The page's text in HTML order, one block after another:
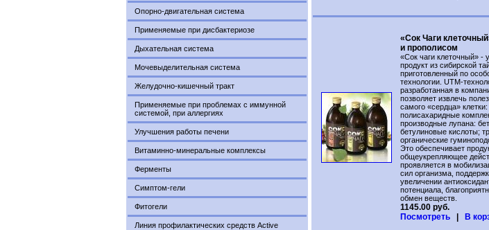
Опорно-двигательная система
Применяемые при дисбактериозе
Дыхательная система
Мочевыделительная система
Желудочно-кишечный тракт
Применяемые при проблемах с иммунной
системой, при аллергиях
Улучшения работы печени
Витаминно-минеральные комплексы
Ферменты
Симптом-гели
Фитогели
Линия профилактических средств Active
«Сок Чаги
и прополисом
«Сок чаги клеточный» -
продукт из сибирской
приготовленный по
технологии. UTM-
разработанная в
позволяет извлечь
самого «сердца»
полисахаридные
производные лупана:
бетулиновые кислоты;
органические
Это обеспечивает
общеукрепляющее
проявляется в
сил организма,
увеличении
потенциала,
обмен веществ.
1145.00 руб.
Посмотреть
В